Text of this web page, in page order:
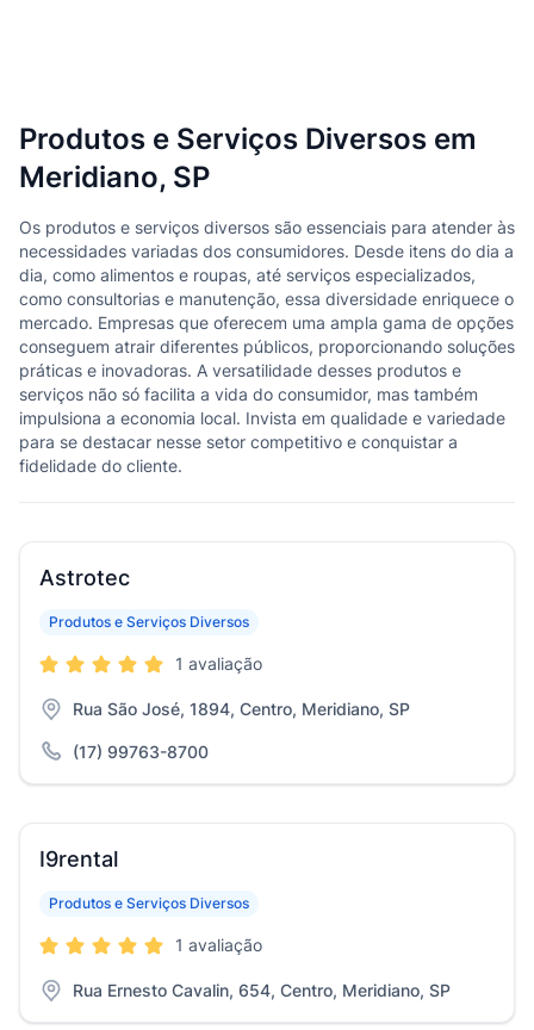
Produtos e Serviços Diversos em
Meridiano, SP
Os produtos e serviços diversos são essenciais para atender às
necessidades variadas dos consumidores. Desde itens do dia a
dia, como alimentos e roupas, até serviços especializados,
como consultorias e manutenção, essa diversidade enriquece o
mercado. Empresas que oferecem uma ampla gama de opções
conseguem atrair diferentes públicos, proporcionando soluções
práticas e inovadoras. A versatilidade desses produtos e
serviços não só facilita a vida do consumidor, mas também
impulsiona a economia local. Invista em qualidade e variedade
para se destacar nesse setor competitivo e conquistar a
fidelidade do cliente.
Astrotec
Produtos e Serviços Diversos
1 avaliação
Rua São José, 1894, Centro, Meridiano, SP
(17) 99763-8700
I9rental
Produtos e Serviços Diversos
1 avaliação
Rua Ernesto Cavalin, 654, Centro, Meridiano, SP